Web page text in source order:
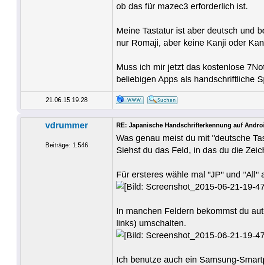
ob das für mazec3 erforderlich ist.
Meine Tastatur ist aber deutsch und
nur Romaji, aber keine Kanji oder
Muss ich mir jetzt das kostenlose
beliebigen Apps als handschriftliche
21.06.15 19:28
vdrummer
Beiträge: 1.546
RE: Japanische Handschrifterkennung auf
Was genau meist du mit "deutsche
Siehst du das Feld, in das du die
Für ersteres wähle mal "JP" und "All"
In manchen Feldern bekommst du
links) umschalten.
Ich benutze auch ein Samsung-